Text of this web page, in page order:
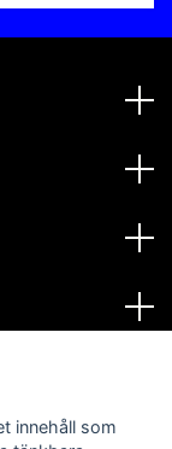
innehåll som